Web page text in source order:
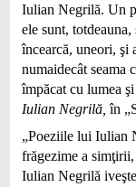
Iulian Negrilă. Un
ele sunt,
încearcă, uneori, şi
numaidecât seama
împăcat cu lumea
Iulian Negrilă, în
„Poeziile lui Iulian
frăgezime a
Iulian Negrilă